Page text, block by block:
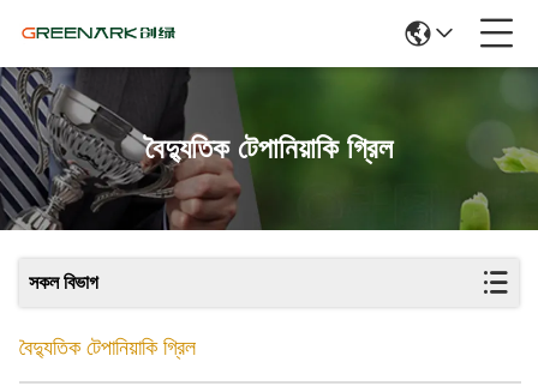
বৈদ্যুতিক টেপানিয়াকি গ্রিল
সকল বিভাগ
বৈদ্যুতিক টেপানিয়াকি গ্রিল